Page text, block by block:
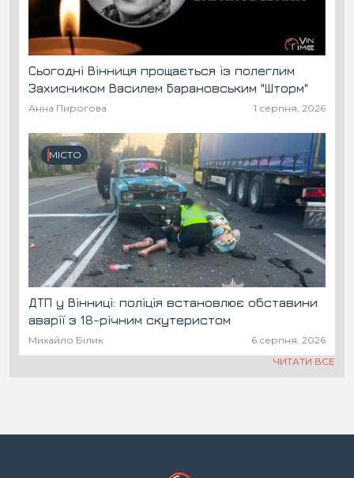
Сьогодні Вінниця прощається із полеглим
Захисником Василем Барановським "Шторм"
Анна Пирогова 1 серпня, 2026
МІСТО
ДТП у Вінниці: поліція встановлює обставини
аварії з 18-річним скутеристом
Михайло Білик
6 серпня, 2026
ЧИТАТИ ВСЕ